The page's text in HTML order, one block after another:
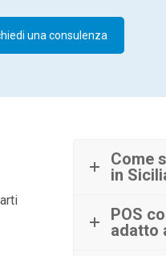
una consulenza
Come
in
POS
adatto